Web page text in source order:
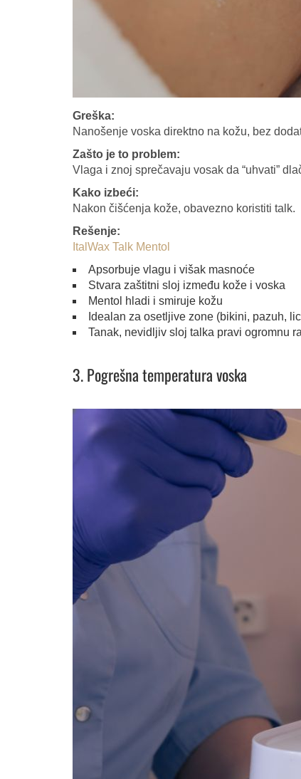
Greška:
Nanošenje voska direktno na kožu, bez
Zašto je to problem:
Vlaga i znoj sprečavaju vosak da “uhvati”
Kako izbeći:
Nakon čišćenja kože, obavezno koristiti talk.
Rešenje:
ItalWax Talk Mentol
Apsorbuje vlagu i višak masnoće
Stvara zaštitni sloj između kože i voska
Mentol hladi i smiruje kožu
Idealan za osetljive zone (bikini, pazuh,
Tanak, nevidljiv sloj talka pravi ogromnu
3. Pogrešna temperatura voska